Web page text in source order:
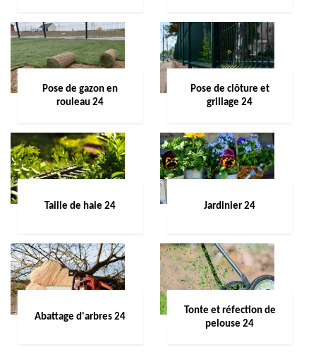
Pose de gazon en
rouleau 24
Pose de clôture et
grillage 24
Taille de haie 24 Jardinier 24
Abattage d'arbres 24
Tonte et réfection de
pelouse 24